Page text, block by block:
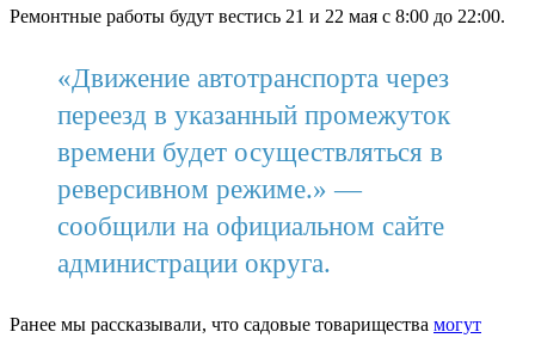
Ремонтные работы будут вестись 21 и 22 мая с 8:00 до 22:00.
«Движение автотранспорта через
переезд в указанный промежуток
времени будет осуществляться в
реверсивном режиме.» —
сообщили на официальном сайте
администрации округа.
Ранее мы рассказывали, что садовые товарищества могут